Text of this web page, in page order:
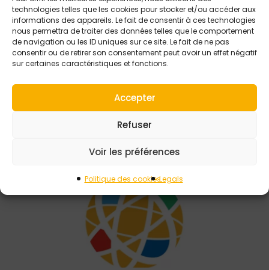
technologies telles que les cookies pour stocker et/ou accéder aux
informations des appareils. Le fait de consentir à ces technologies
nous permettra de traiter des données telles que le comportement
de navigation ou les ID uniques sur ce site. Le fait de ne pas
consentir ou de retirer son consentement peut avoir un effet négatif
sur certaines caractéristiques et fonctions.
Accepter
Refuser
Voir les préférences
Politique des cookiesLegals
18 AOÛT 2023
Tiama lance sa
nouvelle version du
Tiama HOT move